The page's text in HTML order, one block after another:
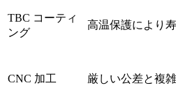
TBC コーティ
ング
高温保護により
CNC 加工 厳しい公差と複